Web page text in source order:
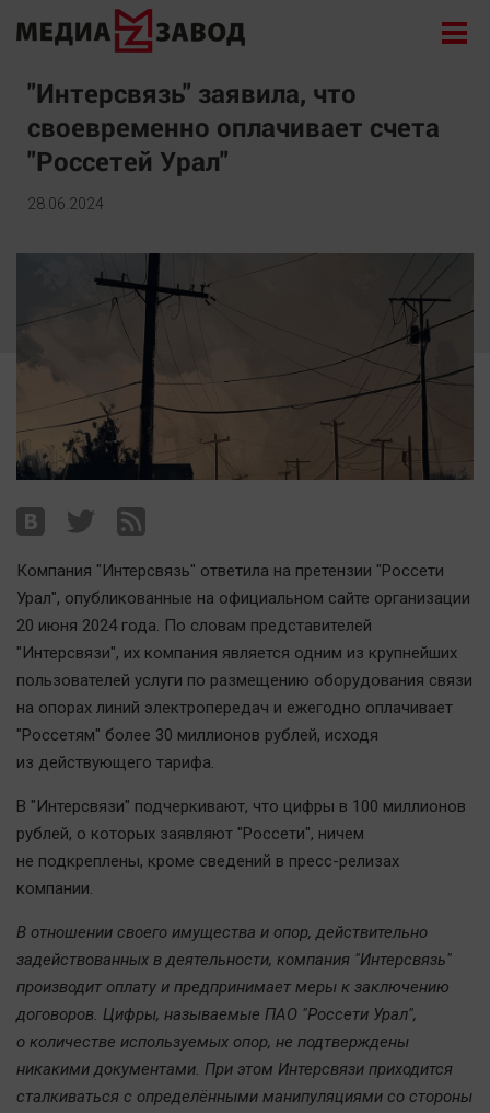
Новости
Экономика
Происшествия
Общество
Здоровье
Курилка
Поиск
Архив
Наша победа
Политика
Экономика
Здоровье
Культура
Курилка
Мнения
Спорт
Технологии
Отраслевые темы
Hедвижимость
Образование
Автомобили
Банки
Медиаграмотность
"Интерсвязь" заявила, что
своевременно оплачивает счета
"Россетей Урал"
28.06.2024
Компания "Интерсвязь" ответила на претензии "Россети
Урал", опубликованные на официальном сайте организации
20 июня 2024 года. По словам представителей
"Интерсвязи", их компания является одним из крупнейших
пользователей услуги по размещению оборудования связи
на опорах линий электропередач и ежегодно оплачивает
"Россетям" более 30 миллионов рублей, исходя
из действующего тарифа.
В "Интерсвязи" подчеркивают, что цифры в 100 миллионов
рублей, о которых заявляют "Россети", ничем
не подкреплены, кроме сведений в пресс-релизах
компании.
В отношении своего имущества и опор, действительно
задействованных в деятельности, компания "Интерсвязь"
производит оплату и предпринимает меры к заключению
договоров. Цифры, называемые ПАО "Россети Урал",
о количестве используемых опор, не подтверждены
никакими документами. При этом Интерсвязи приходится
сталкиваться с определёнными манипуляциями со стороны